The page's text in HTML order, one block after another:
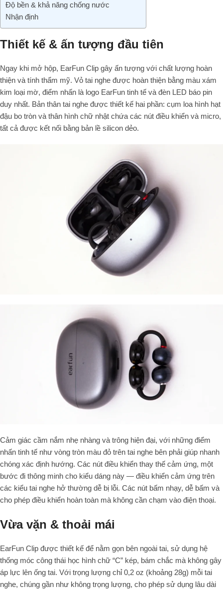
Độ bền & khả năng chống nước
Nhận định
Thiết kế & ấn tượng đầu tiên
Ngay khi mở hộp, EarFun Clip gây ấn tượng với chất lượng hoàn
thiện và tính thẩm mỹ. Vỏ tai nghe được hoàn thiện bằng màu xám
kim loại mờ, điểm nhấn là logo EarFun tinh tế và đèn LED báo pin
duy nhất. Bản thân tai nghe được thiết kế hai phần: cụm loa hình hạt
đậu bo tròn và thân hình chữ nhật chứa các nút điều khiển và micro,
tất cả được kết nối bằng bản lề silicon dẻo.
Cảm giác cầm nắm nhẹ nhàng và trông hiện đại, với những điểm
nhấn tinh tế như vòng tròn màu đỏ trên tai nghe bên phải giúp nhanh
chóng xác định hướng. Các nút điều khiển thay thế cảm ứng, một
bước đi thông minh cho kiểu dáng này — điều khiển cảm ứng trên
các kiểu tai nghe hở thường dễ bị lỗi. Các nút bấm nhạy, dễ bấm và
cho phép điều khiển hoàn toàn mà không cần chạm vào điện thoại.
Vừa vặn & thoải mái
EarFun Clip được thiết kế để nằm gọn bên ngoài tai, sử dụng hệ
thống móc công thái học hình chữ “C” kép, bám chắc mà không gây
áp lực lên ống tai. Với trọng lượng chỉ 0,2 oz (khoảng 28g) mỗi tai
nghe, chúng gần như không trọng lượng, cho phép sử dụng lâu dài